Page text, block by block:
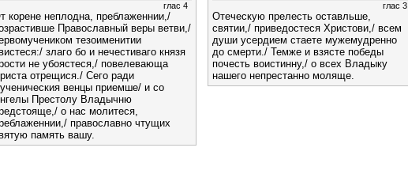
глас 4
корене неплодна, преблаженнии,/
Православный веры ветви,/
тезоименитии
злаго бо и нечестиваго князя
не убоястеся,/ повелевающа
отрещися./ Сего ради
венцы приемше/ и со
Престолу Владычню
о нас молитеся,
православно чтущих
память вашу.
глас 3
Отеческую прелесть оставльше,
святии,/ приведостеся Христови,/ всем
души усердием стаете мужемудренно
до смерти./ Темже и взясте победы
почесть воистинну,/ о всех Владыку
нашего непрестанно моляще.